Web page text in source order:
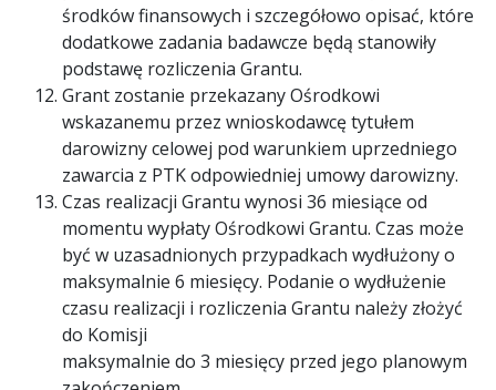
środków finansowych i szczegółowo opisać, które
dodatkowe zadania badawcze będą stanowiły
podstawę rozliczenia Grantu.
Grant zostanie przekazany Ośrodkowi
wskazanemu przez wnioskodawcę tytułem
darowizny celowej pod warunkiem uprzedniego
zawarcia z PTK odpowiedniej umowy darowizny.
Czas realizacji Grantu wynosi 36 miesiące od
momentu wypłaty Ośrodkowi Grantu. Czas może
być w uzasadnionych przypadkach wydłużony o
maksymalnie 6 miesięcy. Podanie o wydłużenie
czasu realizacji i rozliczenia Grantu należy złożyć
do Komisji
maksymalnie do 3 miesięcy przed jego planowym